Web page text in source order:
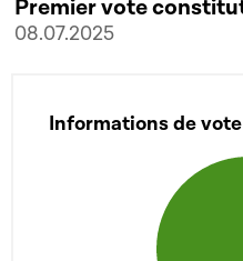
08.07.2025
Informations de vote